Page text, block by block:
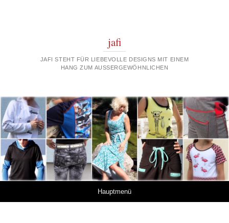
jafi
JAFI STEHT FÜR LIEBEVOLLE DESIGNS MIT EINEM
HANG ZUM AUSSERGEWÖHNLICHEN
Hauptmenü